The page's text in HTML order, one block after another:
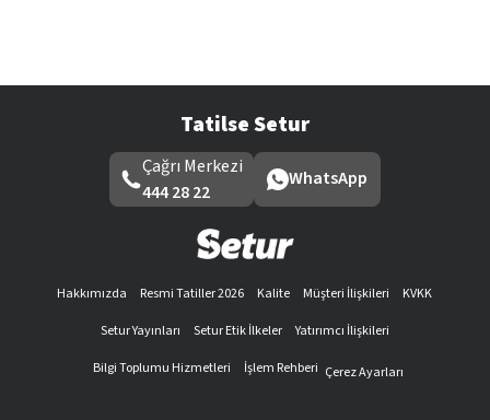
Tatilse Setur
Çağrı Merkezi
444 28 22
WhatsApp
Hakkımızda Resmi Tatiller 2026 Kalite Müşteri İlişkileri
KVKK
Setur Yayınları
Setur Etik İlkeler
Yatırımcı İlişkileri
Bilgi Toplumu Hizmetleri
İşlem Rehberi Çerez Ayarları